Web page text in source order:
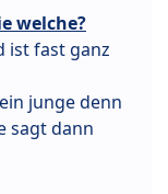
welche?
ist fast ganz
junge denn
sagt dann